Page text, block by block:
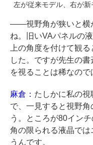
左が従来モデル、右が新
――視野角が狭いと横
ね。旧いVAパネルの
上の角度を付けて観る
した。ですが先生の
を視ることは稀なので
麻倉： たしかに私の
で、一見すると視野
う。ところが80イン
角の限られる液晶では
うんです。